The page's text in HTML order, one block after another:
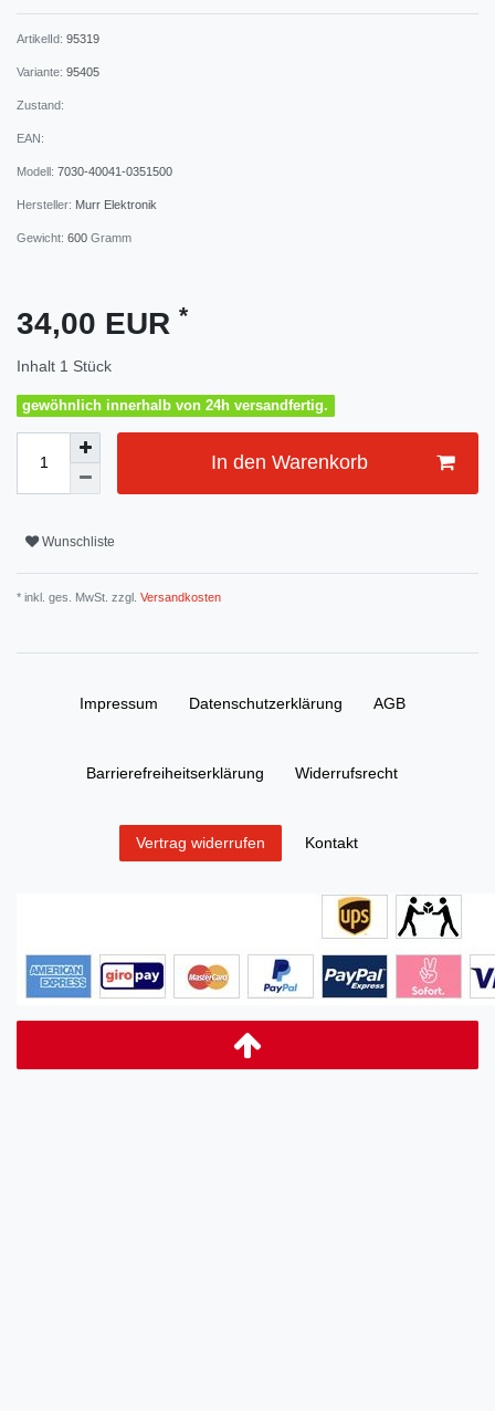
ArtikelId: 95319
Variante: 95405
Zustand:
EAN:
Modell: 7030-40041-0351500
Hersteller: Murr Elektronik
Gewicht: 600 Gramm
34,00 EUR *
Inhalt 1 Stück
gewöhnlich innerhalb von 24h versandfertig.
In den Warenkorb
Wunschliste
* inkl. ges. MwSt. zzgl. Versandkosten
Impressum Daten­schutz­erklärung AGB
Barrierefreiheitserklärung Widerrufs­recht
Vertrag widerrufen Kontakt